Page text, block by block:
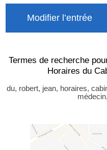
Modifier l’entrée
Termes de recherche
Horaires du
du, robert, jean, horaires,